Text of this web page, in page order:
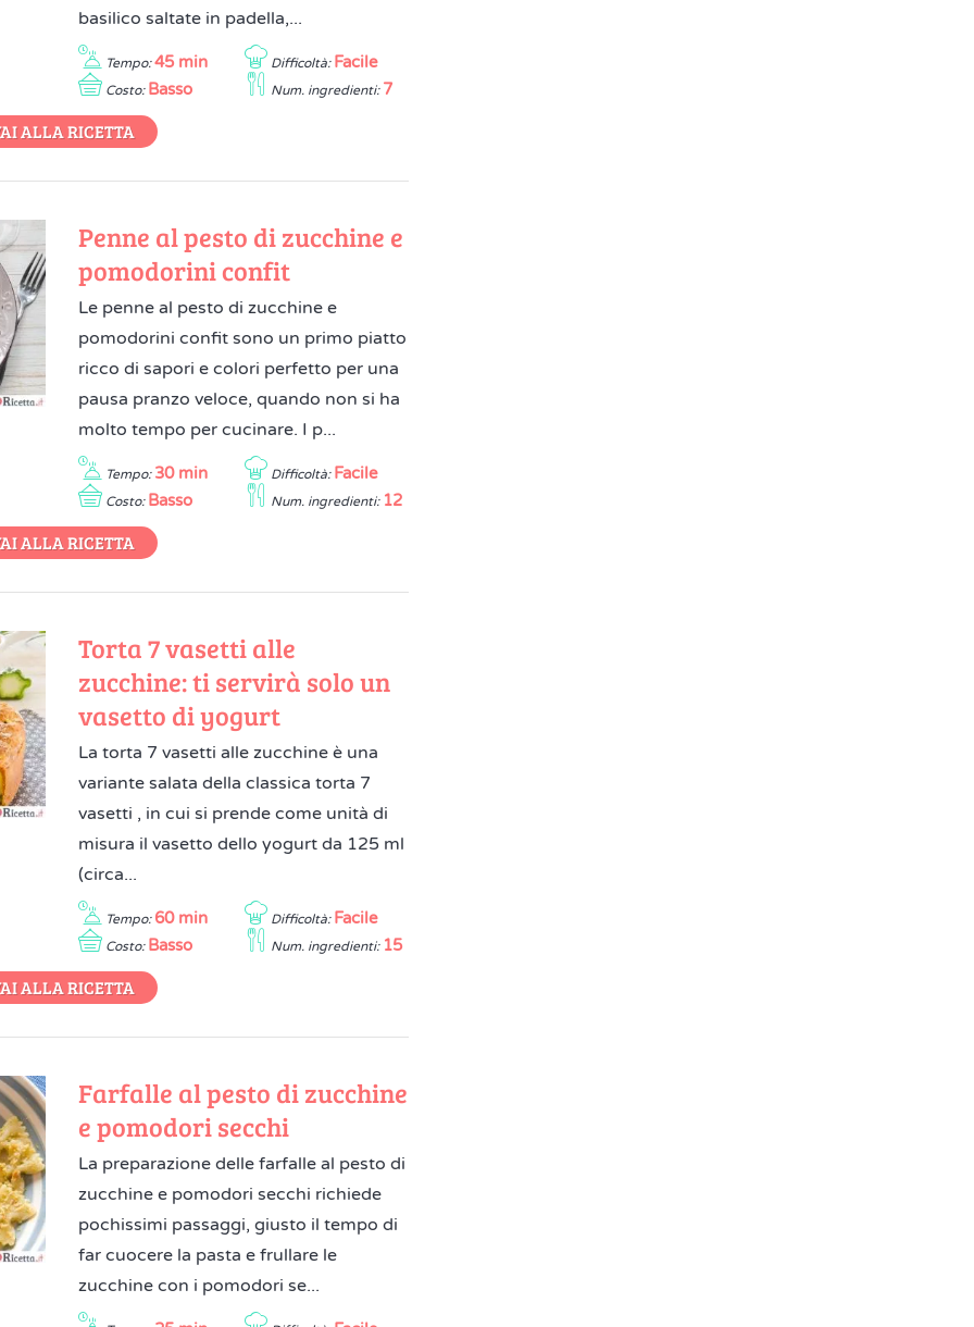
basilico saltate in padella,...
Tempo: 45 min Difficoltà: Facile
Costo: Basso Num. ingredienti: 7
ALLA RICETTA
Penne al pesto di zucchine e
pomodorini confit
Le penne al pesto di zucchine e
pomodorini confit sono un primo piatto
ricco di sapori e colori perfetto per una
pausa pranzo veloce, quando non si ha
molto tempo per cucinare. I p...
Tempo: 30 min Difficoltà: Facile
Costo: Basso Num. ingredienti: 12
ALLA RICETTA
Torta 7 vasetti alle
zucchine: ti servirà solo un
vasetto di yogurt
La torta 7 vasetti alle zucchine è una
variante salata della classica torta 7
vasetti , in cui si prende come unità di
misura il vasetto dello yogurt da 125 ml
(circa...
Tempo: 60 min Difficoltà: Facile
Costo: Basso Num. ingredienti: 15
ALLA RICETTA
Farfalle al pesto di zucchine
e pomodori secchi
La preparazione delle farfalle al pesto di
zucchine e pomodori secchi richiede
pochissimi passaggi, giusto il tempo di
far cuocere la pasta e frullare le
zucchine con i pomodori se...